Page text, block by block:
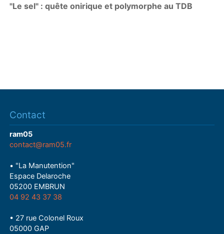
"Le sel" : quête onirique et polymorphe au TDB
Contact
ram05
contact@ram05.fr
• "La Manutention"
Espace Delaroche
05200 EMBRUN
04 92 43 37 38
• 27 rue Colonel Roux
05000 GAP